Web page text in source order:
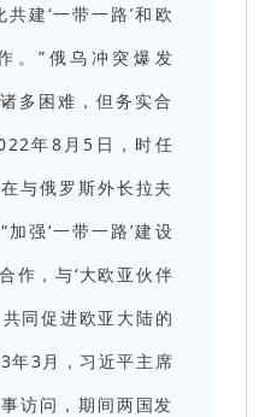
建‘一带一路’和欧
。”俄乌冲突爆发
多困难，但务实合
年8月5日，时任
与俄罗斯外长拉夫
强‘一带一路’建设
作，与‘大欧亚伙伴
同促进欧亚大陆的
年3月，习近平主席
访问，期间两国发